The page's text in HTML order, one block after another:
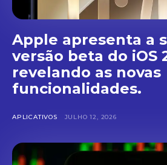
Apple apresenta a
versão beta do iOS
revelando as novas
funcionalidades.
APLICATIVOS JULHO 12, 2026